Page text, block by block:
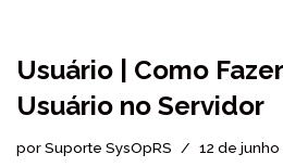
Usuário | Como
Usuário no Servidor
porSuporte SysOpRS 12 de junho